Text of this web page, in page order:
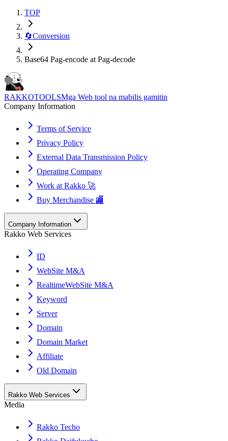
TOP
🔄Conversion
Base64 Pag-encode at Pag-decode
RAKKOTOOLSMga Web tool na mabilis gamitin
Company Information
Terms of Service
Privacy Policy
External Data Transmission Policy
Operating Company
Work at Rakko 🚀
Buy Merchandise 🏬
Company Information
Rakko Web Services
ID
WebSite M&A
RealtimeWebSite M&A
Keyword
Server
Domain
Domain Market
Affiliate
Old Domain
Rakko Web Services
Media
Rakko Techo